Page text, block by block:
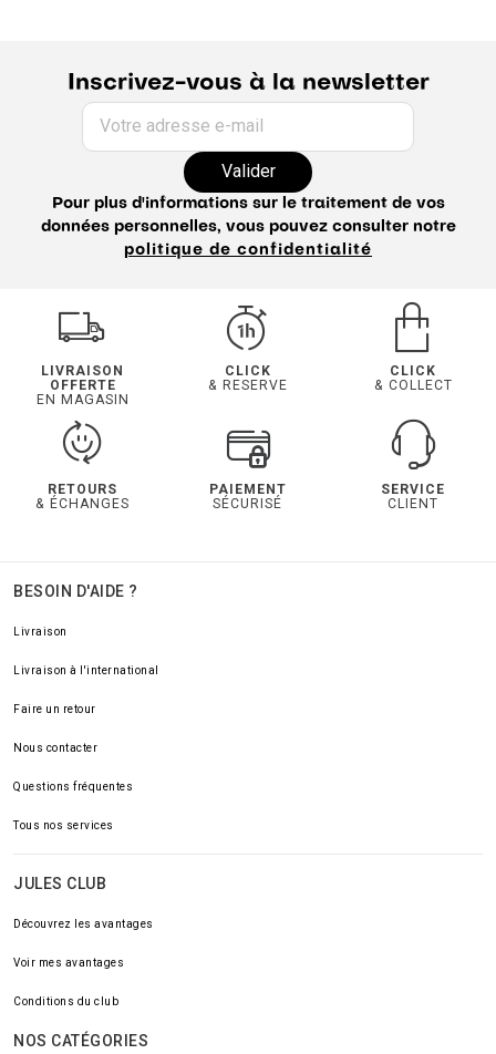
Inscrivez-vous à la newsletter
Votre adresse e-mail
Valider
Pour plus d'informations sur le traitement de vos
données personnelles, vous pouvez consulter notre
politique de confidentialité
LIVRAISON
OFFERTE
EN MAGASIN
CLICK
& RESERVE
CLICK
& COLLECT
RETOURS
& ÉCHANGES
PAIEMENT
SÉCURISÉ
SERVICE
CLIENT
BESOIN D'AIDE ?
Livraison
Livraison à l'international
Faire un retour
Nous contacter
Questions fréquentes
Tous nos services
JULES CLUB
Découvrez les avantages
Voir mes avantages
Conditions du club
NOS CATÉGORIES